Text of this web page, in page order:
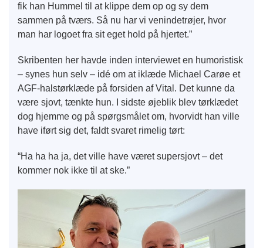
fik han Hummel til at klippe dem op og sy dem
sammen på tværs. Så nu har vi venindetrøjer, hvor
man har logoet fra sit eget hold på hjertet.”
Skribenten her havde inden interviewet en humoristisk
– synes hun selv – idé om at iklæde Michael Carøe et
AGF-halstørklæde på forsiden af Vital. Det kunne da
være sjovt, tænkte hun. I sidste øjeblik blev tørklædet
dog hjemme og på spørgsmålet om, hvorvidt han ville
have iført sig det, faldt svaret rimelig tørt:
“Ha ha ha ja, det ville have været supersjovt – det
kommer nok ikke til at ske.”